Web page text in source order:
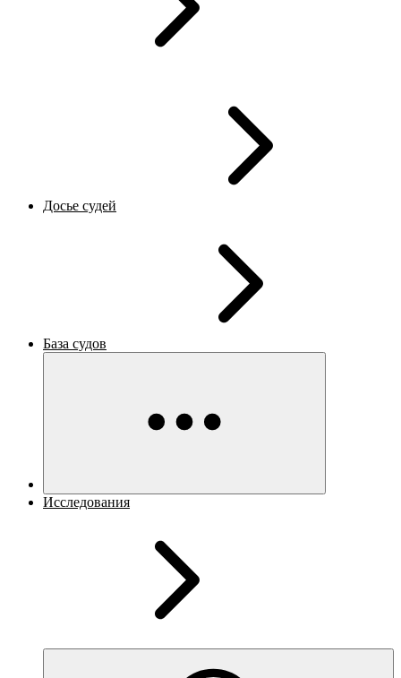
Досье судей
База судов
Исследования